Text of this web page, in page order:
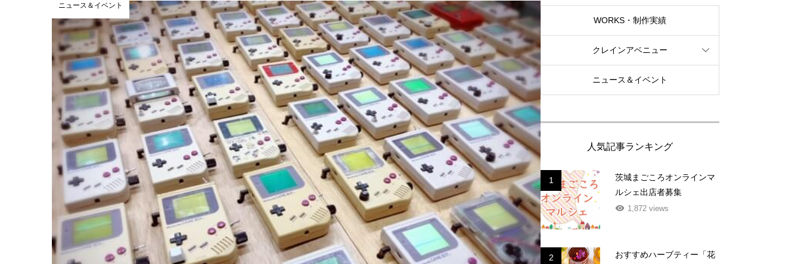
ニュース＆イベント
WORKS・制作実績
クレインアベニュー
ニュース＆イベント
人気記事ランキング
1
茨城まごころオンラインマ
ルシェ出店者募集
1,872 views
2
おすすめハーブティー「花